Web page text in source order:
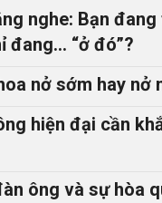
nghe: Bạn
đang… “ở đó”?
nở sớm hay nở
hiện đại cần
ông và sự hòa